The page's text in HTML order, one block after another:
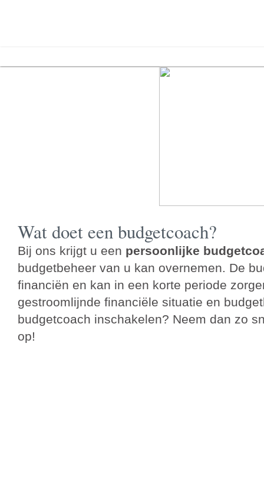
Wat doet een budgetcoach?
Bij ons krijgt u een persoonlijke
budgetbeheer van u kan overnemen. De
financiën en kan in een korte periode
gestroomlijnde financiële situatie en
budgetcoach inschakelen? Neem dan zo
op!